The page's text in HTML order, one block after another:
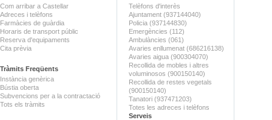
Com arribar a Castellar
Adreces i telèfons
Farmàcies de guàrdia
Horaris de transport públic
Reserva d'equipaments
Cita prèvia
Tràmits Freqüents
Instància genèrica
Bústia oberta
Subvencions per a la contractació
Tots els tràmits
Telèfons d'interès
Ajuntament (937144040)
Policia (937144830)
Emergències (112)
Ambulàncies (061)
Avaries enllumenat (686216138)
Avaries aigua (900304070)
Recollida de mobles i altres
voluminosos (900150140)
Recollida de restes vegetals
(900150140)
Tanatori (937471203)
Totes les adreces i telèfons
Serveis